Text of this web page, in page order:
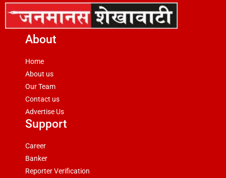
About
Home
About us
Our Team
Contact us
Advertise Us
Support
Career
Banker
Reporter Verification